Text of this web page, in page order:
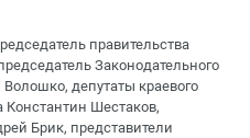
правительства
Законодательного
депутаты краевого
Константин Шестаков,
Брик, представители